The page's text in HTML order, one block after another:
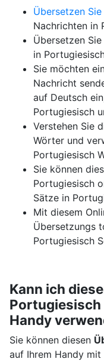
Übersetzen
Nachrichten in
Übersetzen
in
Sie möchten
Nachricht
auf Deutsch
Portugiesisch
Verstehen Sie
Wörter und
Portugiesisch
Sie können
Portugiesisch
Sätze in
Mit diesem
Übersetzungs
Portugiesisch
Kann ich
Portugiesisch
Handy
Sie können diesen
auf Ihrem Handy